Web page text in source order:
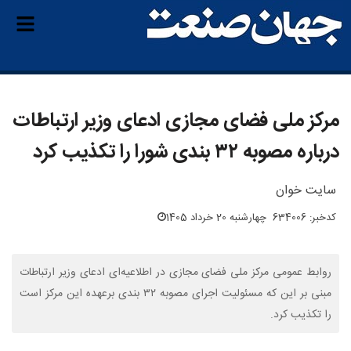
مرکز ملی فضای مجازی ادعای وزیر ارتباطات
درباره مصوبه ۳۲ بندی شورا را تکذیب کرد
سایت خوان
کدخبر: 634006 چهارشنبه 20 خرداد 1405
روابط عمومی مرکز ملی فضای مجازی در اطلاعیه‌ای ادعای وزیر ارتباطات
مبنی بر این که مسئولیت اجرای مصوبه ۳۲ بندی برعهده این مرکز است
را تکذیب کرد.